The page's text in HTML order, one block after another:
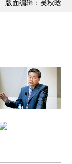
版面编辑：吴秋晗